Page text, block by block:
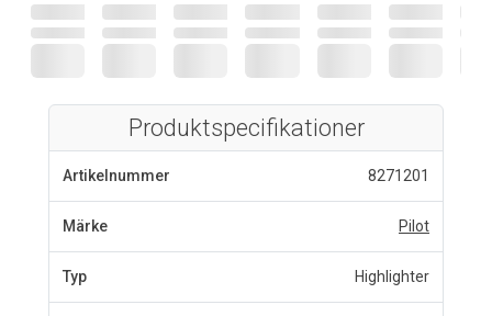
Produktspecifikationer
Artikelnummer 8271201
Märke Pilot
Typ Highlighter